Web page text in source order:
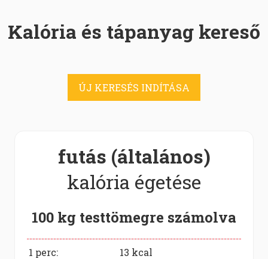
Kalória és tápanyag kereső
ÚJ KERESÉS INDÍTÁSA
futás (általános)
kalória égetése
100 kg testtömegre számolva
1 perc: 13 kcal